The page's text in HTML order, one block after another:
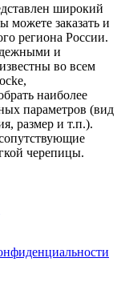
широкий
можете заказать и
региона России.
и
во всем
наиболее
параметров (вид
размер и т.п.).
черепицы.